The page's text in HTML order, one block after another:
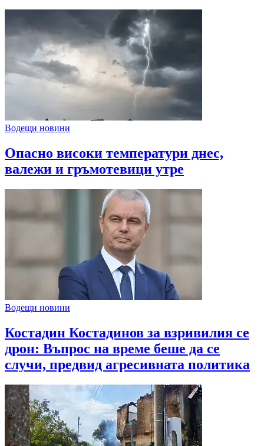
Водещи новини
Опасно високи температури днес,
валежи и гръмотевици утре
Водещи новини
Костадин Костадинов за взривилия се
дрон: Въпрос на време беше да се
случи, предвид агресивната политика